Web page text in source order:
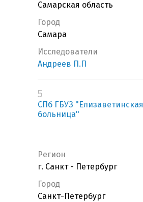
Самарская область
Город
Самара
Исследователи
Андреев П.П
5
СПб ГБУЗ "Елизаветинская
больница"
Регион
г. Санкт - Петербург
Город
Санкт-Петербург